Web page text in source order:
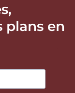
plans en